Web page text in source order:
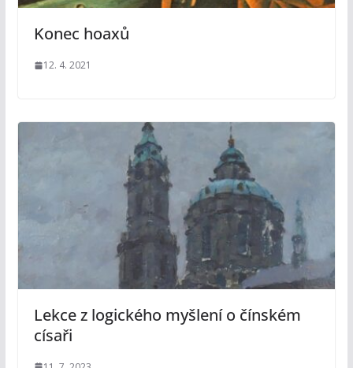
Konec hoaxů
12. 4. 2021
Lekce z logického myšlení o čínském
císaři